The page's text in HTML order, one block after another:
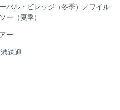
バル・ビレッジ（冬季）／ワイル
ー（夏季）
ー
送迎